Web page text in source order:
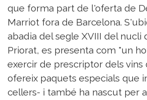
que forma part de l'oferta de
Marriot fora de Barcelona.
abadia del segle XVIII del nucli
Priorat, es presenta com "un
exercir de prescriptor dels vins
ofereix paquets especials que
cellers- i també ha nascut per